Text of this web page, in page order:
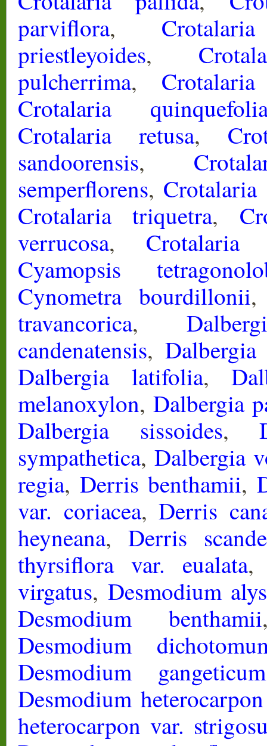
parviflora,
priestleyoides,
pulcherrima,
Crotalaria
Crotalaria retusa,
sandoorensis,
semperflorens, Crotalaria
Crotalaria triquetra,
verrucosa, Crotalaria
Cyamopsis
Cynometra bourdillonii
travancorica,
candenatensis,
Dalbergia latifolia,
melanoxylon, Dalbergia
Dalbergia sissoides,
sympathetica,Dalbergia
regia, Derris benthamii,
var. coriacea,Derris
heyneana, Derris
thyrsiflora var. eualata
virgatus, Desmodium
Desmodium benthamii
Desmodium
Desmodium gangeticum
Desmodium
heterocarpon var.